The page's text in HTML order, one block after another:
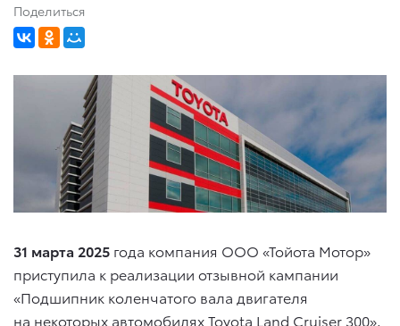
Поделиться
31 марта 2025 года компания ООО «Тойота Мотор»
приступила к реализации отзывной кампании
«Подшипник коленчатого вала двигателя
на некоторых автомобиляхToyota Land Cruiser 300».